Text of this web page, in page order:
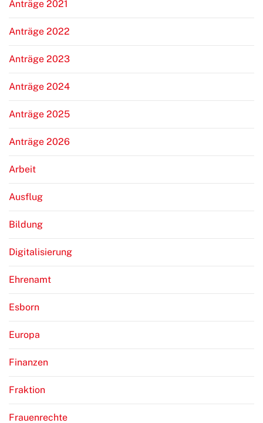
Anträge 2021
Anträge 2022
Anträge 2023
Anträge 2024
Anträge 2025
Anträge 2026
Arbeit
Ausflug
Bildung
Digitalisierung
Ehrenamt
Esborn
Europa
Finanzen
Fraktion
Frauenrechte